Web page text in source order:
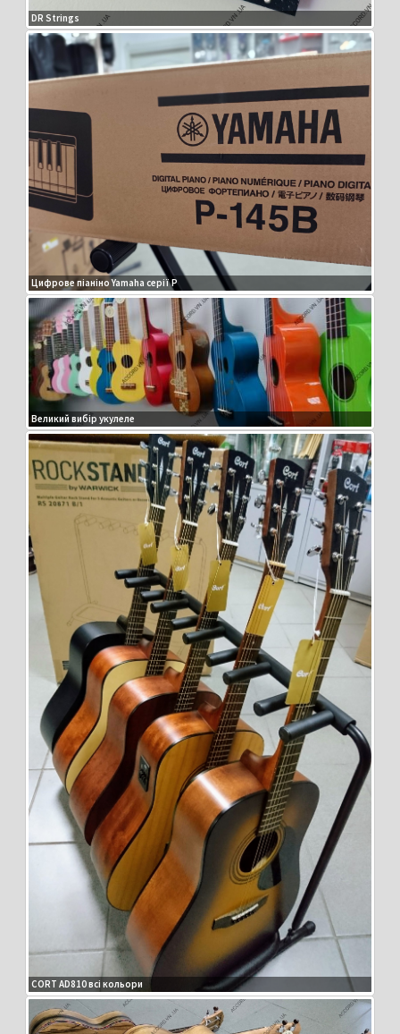
DR Strings
Цифрове піаніно Yamaha серії P
Великий вибір укулеле
CORT AD810 всі кольори